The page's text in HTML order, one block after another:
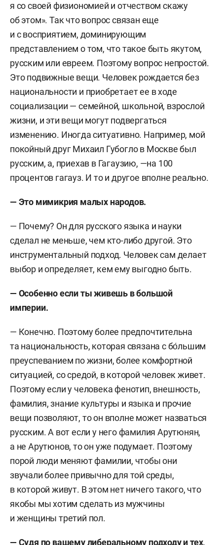
я со своей физиономией и отчеством скажу
об этом». Так что вопрос связан еще
и с восприятием, доминирующим
представлением о том, что такое быть якутом,
русским или евреем. Поэтому вопрос непростой.
Это подвижные вещи. Человек рождается без
национальности и приобретает ее в ходе
социализации — семейной, школьной, взрослой
жизни, и эти вещи могут подвергаться
изменению. Иногда ситуативно. Например, мой
покойный друг Михаил Губогло в Москве был
русским, а, приехав в Гагаузию, —на 100
процентов гагауз. И то и другое вполне реально.
— Это мимикрия малых народов.
— Почему? Он для русского языка и науки
сделал не меньше, чем кто-либо другой. Это
инструментальный подход. Человек сам делает
выбор и определяет, кем ему выгодно быть.
— Особенно если ты живешь в большой
империи.
— Конечно. Поэтому более предпочтительна
та национальность, которая связана с бо́льшим
преуспеванием по жизни, более комфортной
ситуацией, со средой, в которой человек живет.
Поэтому если у человека фенотип, внешность,
фамилия, знание культуры и языка и прочие
вещи позволяют, то он вполне может назваться
русским. А вот если у него фамилия Арутюнян,
а не Арутюнов, то он уже подумает. Поэтому
порой люди меняют фамилии, чтобы они
звучали более привычно для той среды,
в которой живут. В этом нет ничего такого, что
якобы мы хотим сделать из мужчины
и женщины третий пол.
— Судя по вашему либеральному подходу и тех,